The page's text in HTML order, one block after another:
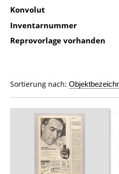
Konvolut
Inventarnummer
Reprovorlage vorhanden
Sortierung nach: